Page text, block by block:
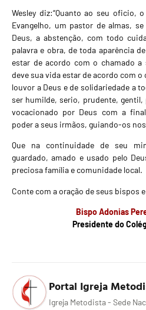
Wesley diz:“Quanto ao seu oficio,
Evangelho, um pastor de almas,
Deus, a abstenção, com todo
palavra e obra, de toda aparência
estar de acordo com o chamado a
deve sua vida estar de acordo com
louvor a Deus e de solidariedade a
ser humilde, serio, prudente, gentil,
vocacionado por Deus com a
poder a seus irmãos, guiando-os
Que na continuidade de seu
guardado, amado e usado pelo
preciosa família e comunidade local.
Conte com a oração de seus bispos
Bispo Adonias
Presidente do
Portal Igreja
Igreja Metodista - Sede